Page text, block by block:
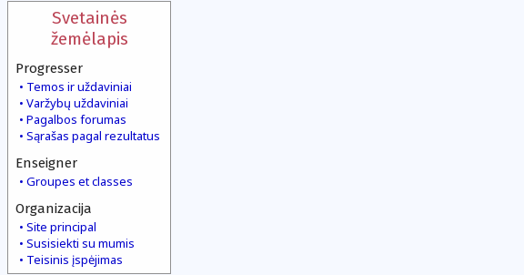
Svetainės
žemėlapis
Progresser
Temos ir uždaviniai
Varžybų uždaviniai
Pagalbos forumas
Sąrašas pagal rezultatus
Enseigner
Groupes et classes
Organizacija
Site principal
Susisiekti su mumis
Teisinis įspėjimas